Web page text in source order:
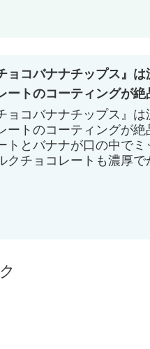
ョコバナナチップス』は
ートのコーティングが絶
ョコバナナチップス』は
ートのコーティングが絶
トとバナナが口の中でミ
クチョコレートも濃厚で